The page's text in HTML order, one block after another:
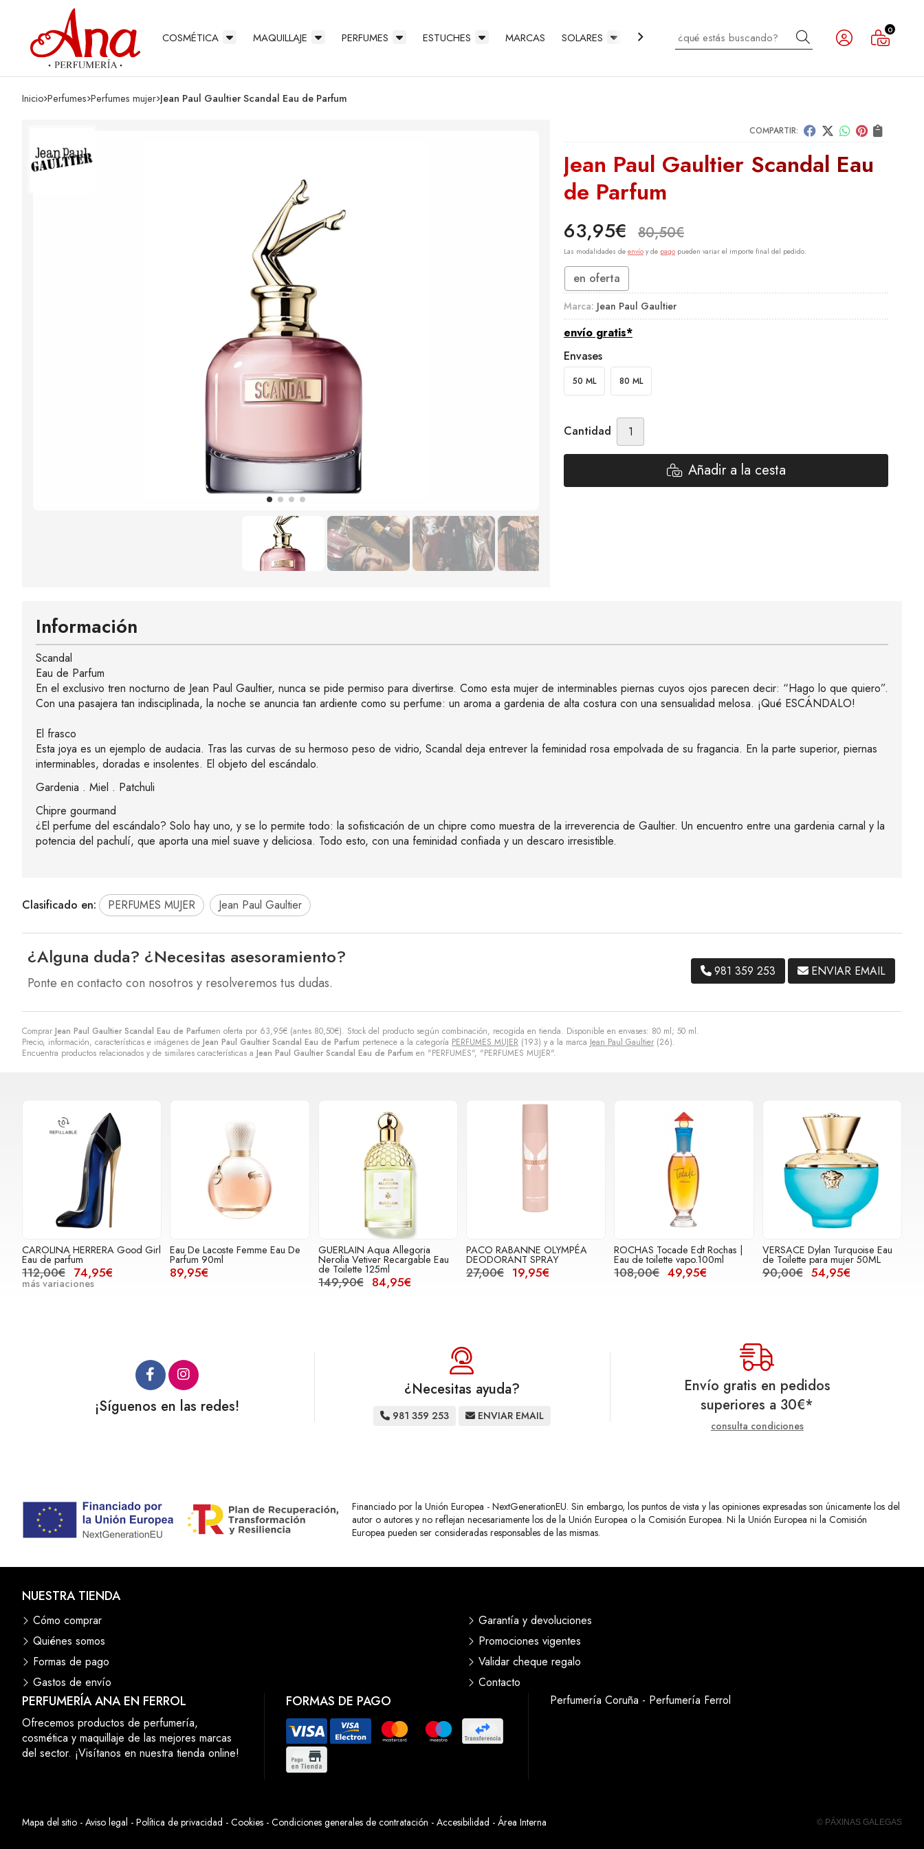
COSMÉTICA MAQUILLAJE PERFUMES ESTUCHES MARCAS SOLARES CABELLO INFANTIL NOVEDADES OUTLET
Buscar 0
Inicio perfumes perfumes mujer Jean Paul Gaultier Scandal Eau de Parfum
COMPARTIR:
Jean Paul Gaultier Scandal Eau
de Parfum
63,95€ 80,50€
Las modalidades de envío y de pago pueden variar el importe final del pedido.
en oferta
Marca: Jean Paul Gaultier
envío gratis*
Envases
50 ML 80 ML
Cantidad
Añadir a la cesta
Comprar Jean Paul Gaultier Scandal Eau de Parfumen oferta por 63,95€ (antes 80,50€). Stock del producto según combinación, recogida en tienda. Disponible en envases: 80 ml; 50 ml.
Precio, información, características e imágenes de Jean Paul Gaultier Scandal Eau de Parfum pertenece a la categoría PERFUMES MUJER (193) y a la marca Jean Paul Gaultier (26).
Encuentra productos relacionados y de similares características a Jean Paul Gaultier Scandal Eau de Parfum en "PERFUMES", "PERFUMES MUJER".
Información
Scandal
Eau de Parfum
En el exclusivo tren nocturno de Jean Paul Gaultier, nunca se pide permiso para divertirse. Como esta mujer de interminables piernas cuyos ojos parecen decir: “Hago lo que quiero”.
Con una pasajera tan indisciplinada, la noche se anuncia tan ardiente como su perfume: un aroma a gardenia de alta costura con una sensualidad melosa. ¡Qué ESCÁNDALO!
El frasco
Esta joya es un ejemplo de audacia. Tras las curvas de su hermoso peso de vidrio, Scandal deja entrever la feminidad rosa empolvada de su fragancia. En la parte superior, piernas
interminables, doradas e insolentes. El objeto del escándalo.
Gardenia . Miel . Patchuli
Chipre gourmand
¿El perfume del escándalo? Solo hay uno, y se lo permite todo: la sofisticación de un chipre como muestra de la irreverencia de Gaultier. Un encuentro entre una gardenia carnal y la
potencia del pachulí, que aporta una miel suave y deliciosa. Todo esto, con una feminidad confiada y un descaro irresistible.
Clasificado en: PERFUMES MUJER Jean Paul Gaultier
¿Alguna duda? ¿Necesitas asesoramiento?
Ponte en contacto con nosotros y resolveremos tus dudas.
981 359 253 ENVIAR EMAIL
CAROLINA HERRERA Good Girl
Eau de parfum
112,00€ 74,95€
más variaciones
Eau De Lacoste Femme Eau De
Parfum 90ml
89,95€
GUERLAIN Aqua Allegoria
Nerolia Vetiver Recargable Eau
de Toilette 125ml
149,90€ 84,95€
PACO RABANNE OLYMPÉA
DEODORANT SPRAY
27,00€ 19,95€
ROCHAS Tocade Edt Rochas |
Eau de toilette vapo.100ml
108,00€ 49,95€
VERSACE Dylan Turquoise Eau
de Toilette para mujer 50ML
90,00€ 54,95€
¡Síguenos en las redes!
¿Necesitas ayuda?
981 359 253 ENVIAR EMAIL
Envío gratis en pedidos
superiores a 30€*
consulta condiciones
Financiado por la Unión Europea - NextGenerationEU. Sin embargo, los puntos de vista y las opiniones expresadas son únicamente los del
autor o autores y no reflejan necesariamente los de la Unión Europea o la Comisión Europea. Ni la Unión Europea ni la Comisión
Europea pueden ser consideradas responsables de las mismas.
PERFUMERÍA ANA EN FERROL
Ofrecemos productos de perfumería,
cosmética y maquillaje de las mejores marcas
del sector. ¡Visítanos en nuestra tienda online!
FORMAS DE PAGO
NUESTRA TIENDA
Cómo comprar
Quiénes somos
Formas de pago
Gastos de envío
Garantía y devoluciones
Promociones vigentes
Validar cheque regalo
Contacto
Perfumería Coruña - Perfumería Ferrol
Mapa del sitio - Aviso legal - Política de privacidad - Cookies - Condiciones generales de contratación - Accesibilidad - Área Interna © PÁXINAS GALEGAS